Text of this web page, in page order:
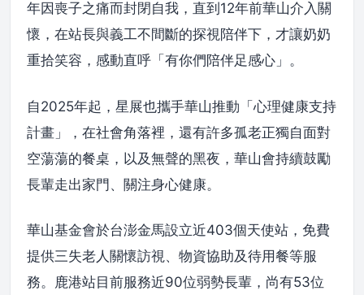
年因喪子之痛而封閉自我，直到12年前華山介入關
懷，在站長與義工不間斷的探視陪伴下，才讓奶奶
重拾笑容，感動直呼「有你們陪伴足感心」。
自2025年起，星展也攜手華山推動「心理健康支持
計畫」，在社會角落裡，還有許多孤老正獨自面對
空蕩蕩的餐桌，以及無聲的黑夜，華山會持續鼓勵
長輩走出家門、關注身心健康。
華山基金會於台澎金馬設立近403個天使站，免費
提供三失老人關懷訪視、物資協助及待用餐等服
務。鹿港站目前服務近90位弱勢長輩，尚有53位